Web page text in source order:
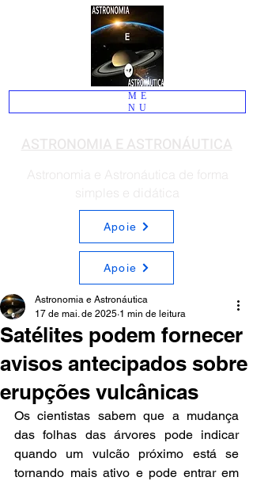
ASTRONOMIA E ASTRONÁUTICA
ME
NU
Astronomia e Astronáutica de forma
simples e didática
Apoie
Apoie
Satélites podem fornecer
avisos antecipados sobre
erupções vulcânicas
Astronomia e Astronáutica
17 de mai. de 2025 1 min de leitura
Os cientistas sabem que a mudança
das folhas das árvores pode indicar
quando um vulcão próximo está se
tornando mais ativo e pode entrar em